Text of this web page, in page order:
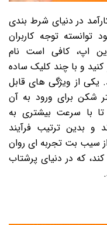
در دنیای شرط بندی
توانسته توجه کاربران
اپ، کافی است نام
و با چند کلیک ساده
یکی از ویژگی های قابل
شکن برای ورود به آن
با سرعت بیشتری به
و بدین ترتیب فرآیند
از سیب بت تجربه ای روان
که در دنیای پرشتاب